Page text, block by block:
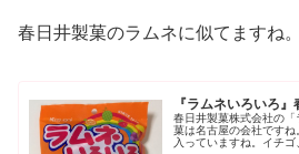
春日井製菓のラムネに似てますね。
『ラムネいろいろ
春日井製菓株式会社の
菓は名古屋の会社です
入っていますね。イチゴ